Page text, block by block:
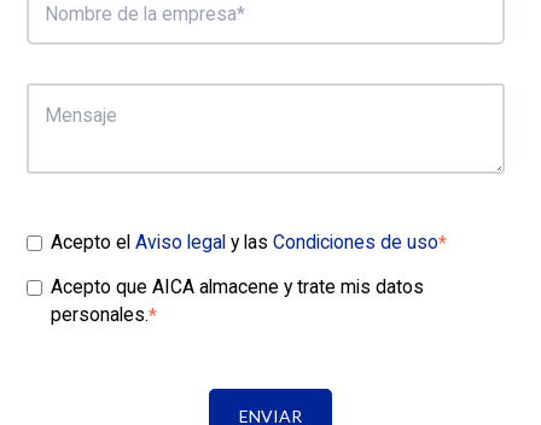
Acepto el Aviso legaly las Condiciones de uso*
Acepto que AICA almacene y trate mis datos
personales.*